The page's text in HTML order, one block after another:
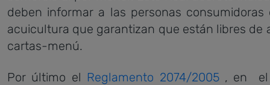
deben informar a las personas
acuicultura que garantizan que están libres de
cartas-menú.
Por último el Reglamento 2074/2005, en el